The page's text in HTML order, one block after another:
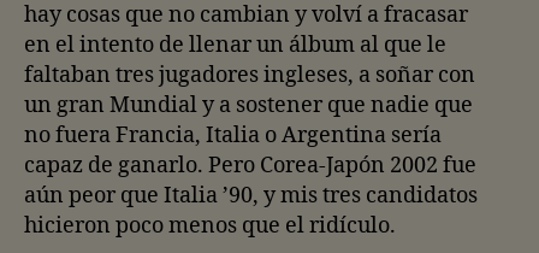
hay cosas que no cambian y volví a fracasar
en el intento de llenar un álbum al que le
faltaban tres jugadores ingleses, a soñar con
un gran Mundial y a sostener que nadie que
no fuera Francia, Italia o Argentina sería
capaz de ganarlo. Pero Corea-Japón 2002 fue
aún peor que Italia ’90, y mis tres candidatos
hicieron poco menos que el ridículo.